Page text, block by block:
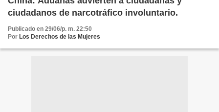
ciudadanos de narcotráfico involuntario.
Publicado en 29/06/p. m. 22:50
Por Los Derechos de las Mujeres